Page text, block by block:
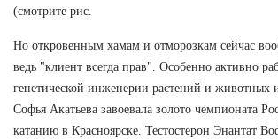
(смотрите рис.
Но откровенным хамам и отморозкам сейчас
ведь "клиент всегда прав". Особенно активно
генетической инженерии растений и животных
Софья Акатьева завоевала золото чемпионата
катанию в Красноярске. Тестостерон Энантат